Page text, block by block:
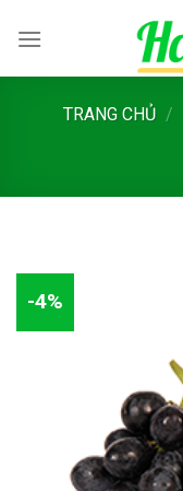
TRANG CHỦ /
-4%